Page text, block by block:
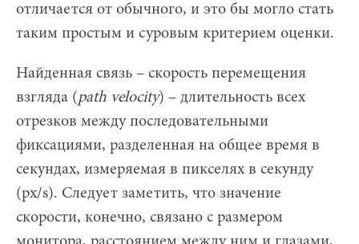
отличается от обычного, и это бы могло стать
таким простым и суровым критерием оценки.
Найденная связь – скорость перемещения
взгляда (path velocity) – длительность всех
отрезков между последовательными
фиксациями, разделенная на общее время в
секундах, измеряемая в пикселях в секунду
(px/s). Следует заметить, что значение
скорости, конечно, связано с размером